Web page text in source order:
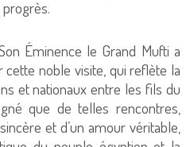
Éminence le Grand Mufti a
noble visite, qui reflète la
et nationaux entre les fils du
que de telles rencontres,
et d’un amour véritable,